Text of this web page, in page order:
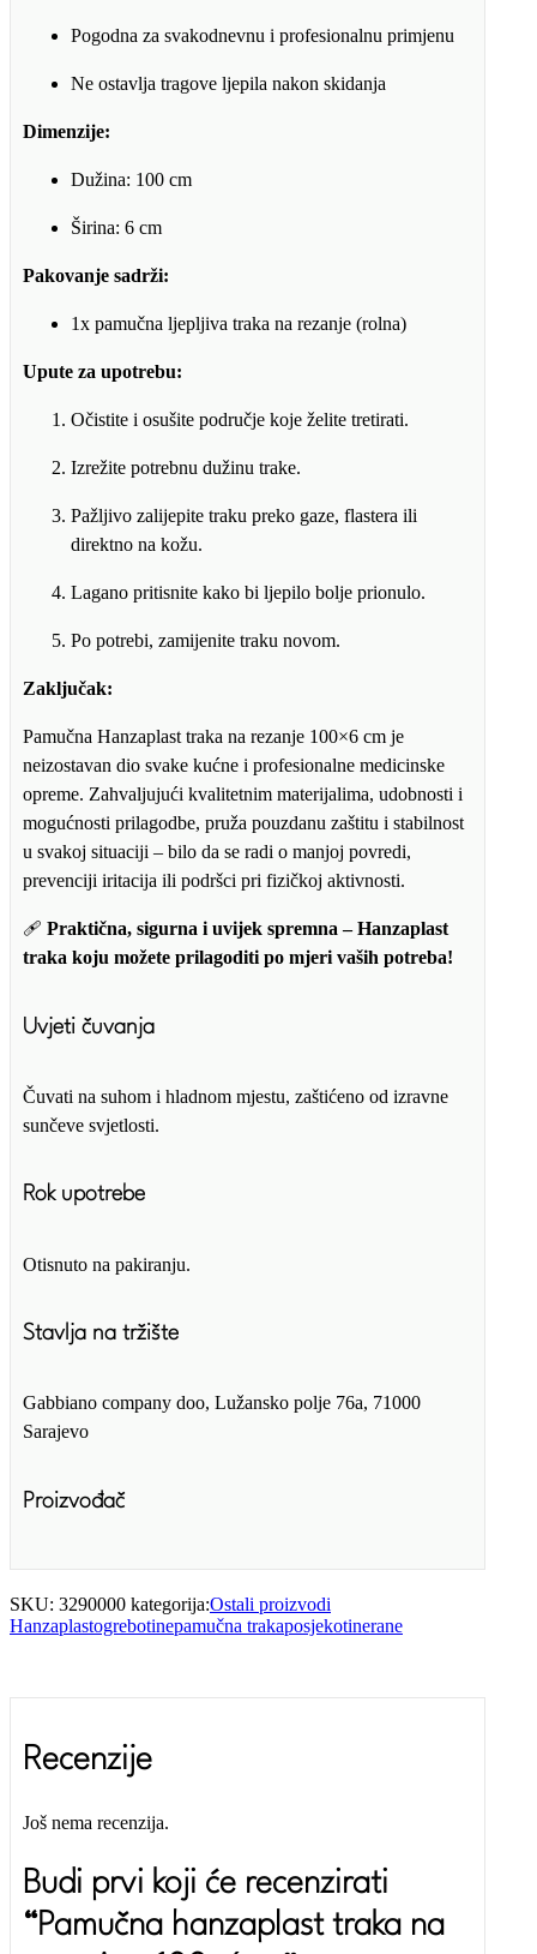
Pogodna za svakodnevnu i profesionalnu primjenu
Ne ostavlja tragove ljepila nakon skidanja
Dimenzije:
Dužina: 100 cm
Širina: 6 cm
Pakovanje sadrži:
1x pamučna ljepljiva traka na rezanje (rolna)
Upute za upotrebu:
Očistite i osušite područje koje želite tretirati.
Izrežite potrebnu dužinu trake.
Pažljivo zalijepite traku preko gaze, flastera ili
direktno na kožu.
Lagano pritisnite kako bi ljepilo bolje prionulo.
Po potrebi, zamijenite traku novom.
Zaključak:
Pamučna Hanzaplast traka na rezanje 100×6 cm je
neizostavan dio svake kućne i profesionalne medicinske
opreme. Zahvaljujući kvalitetnim materijalima, udobnosti i
mogućnosti prilagodbe, pruža pouzdanu zaštitu i stabilnost
u svakoj situaciji – bilo da se radi o manjoj povredi,
prevenciji iritacija ili podršci pri fizičkoj aktivnosti.
🩹 Praktična, sigurna i uvijek spremna – Hanzaplast
traka koju možete prilagoditi po mjeri vaših potreba!
Uvjeti čuvanja
Čuvati na suhom i hladnom mjestu, zaštićeno od izravne
sunčeve svjetlosti.
Rok upotrebe
Otisnuto na pakiranju.
Stavlja na tržište
Gabbiano company doo, Lužansko polje 76a, 71000
Sarajevo
Proizvođač
SKU: 3290000 kategorija:Ostali proizvodi
Hanzaplastogrebotinepamučna trakaposjekotinerane
Recenzije
Još nema recenzija.
Budi prvi koji će recenzirati
“Pamučna hanzaplast traka na